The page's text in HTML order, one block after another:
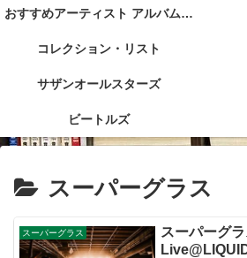
おすすめアーティスト アルバム・
レビュー集
コレクション・リスト
サザンオールスターズ
ビートルズ
スーパーグラス
スーパーグラス
スーパーグ